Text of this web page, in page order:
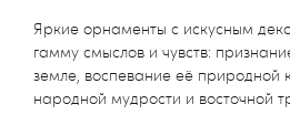
Яркие орнаменты с искусным
гамму смыслов и чувств:
земле, воспевание её природной
народной мудрости и восточной